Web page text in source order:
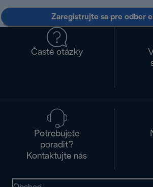
Zaregistrujte sa pre odber
Časté otázky
Potrebujete
poradiť?
Kontaktujte nás